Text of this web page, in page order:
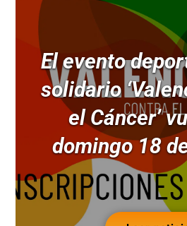
El evento
solidario
el Cáncer’
domingo 18